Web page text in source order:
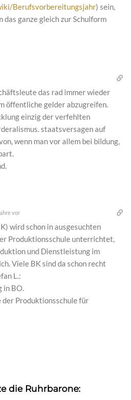
Berufsvorbereitungsjahr) sein,
das ganze gleich zur Schulform
das rad immer wieder
öffentliche gelder abzugreifen.
einzig der verfehlten
staatsversagen auf
wenn man vor allem bei bildung,
vor
wird schon in ausgesuchten
Produktionsschule unterrichtet,
und Dienstleistung im
Viele BK sind da schon recht
L.:
in BO.
der Produktionsschule für
die Ruhrbarone: